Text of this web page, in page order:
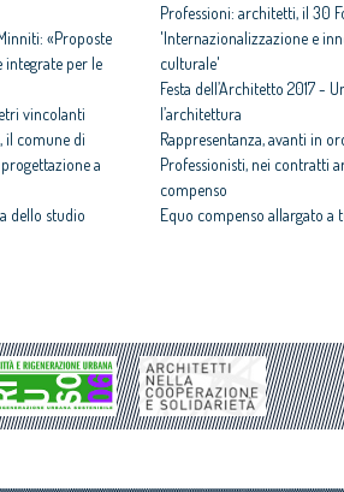
«Proposte
integrate per le
vincolanti
il comune di
a
dello studio
italiano e
ricorre alla
su
Professioni: architetti, il 30
'Internazionalizzazione e
culturale'
Festa dell’Architetto 2017 -
l’architettura
Rappresentanza, avanti in
Professionisti, nei contratti
compenso
Equo compenso allargato a
svilito interesse pubblico'
Periferie, tutti i vincitori del
Mibact per riqualificare 10
degradate